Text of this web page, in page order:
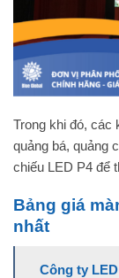
Trong khi đó, các
quảng bá, quảng
chiếu LED P4 để
Bảng giá
nhất
Công ty